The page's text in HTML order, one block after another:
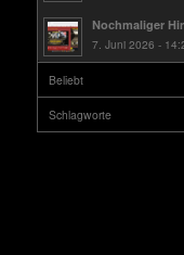
Nochmaliger
7. Juni 2026 -
Beliebt
Schlagworte